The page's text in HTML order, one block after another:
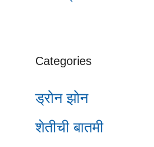
Categories
ड्रोन झोन
शेतीची बातमी